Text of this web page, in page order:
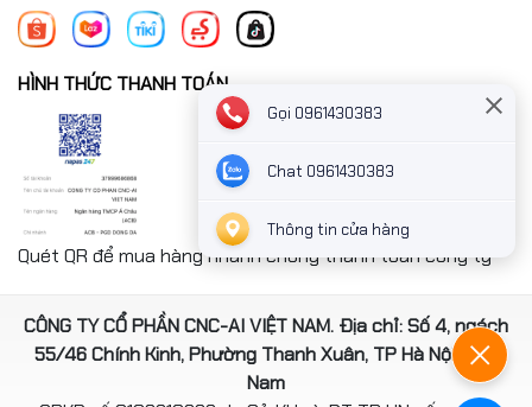
HÌNH THỨC THANH TOÁN
Quét QR để mua hàng nhanh chóng thanh toán công ty
CÔNG TY CỔ PHẦN CNC-AI VIỆT NAM. Địa chỉ: Số 4, ngách
55/46 Chính Kinh, Phường Thanh Xuân, TP Hà Nội, Việt
Nam
Gọi 0961430383
Chat 0961430383
Thông tin cửa hàng